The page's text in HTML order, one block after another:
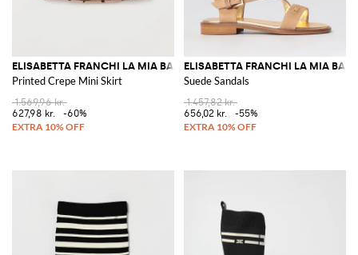
ELISABETTA FRANCHI LA MIA BAMBINA
Printed Crepe Mini Skirt
1.569,96 kr.
627,98 kr.
-60%
ELISABETTA FRANCHI LA MIA
Suede Sandals
1.457,82 kr.
656,02 kr.
-55%